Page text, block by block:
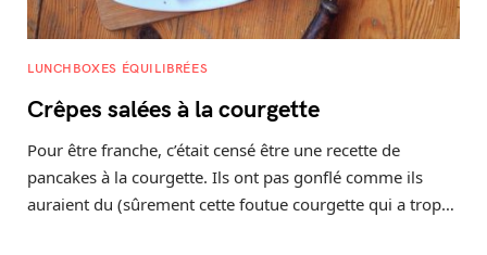
LUNCHBOXES ÉQUILIBRÉES
Crêpes salées à la courgette
Pour être franche, c’était censé être une recette de
pancakes à la courgette. Ils ont pas gonflé comme ils
auraient du (sûrement cette foutue courgette qui a trop…